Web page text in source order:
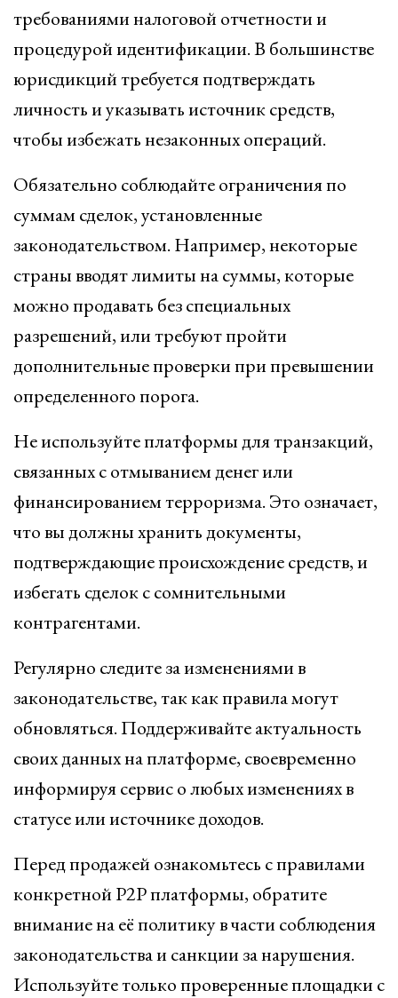
требованиями налоговой отчетности и
процедурой идентификации. В большинстве
юрисдикций требуется подтверждать
личность и указывать источник средств,
чтобы избежать незаконных операций.
Обязательно соблюдайте ограничения по
суммам сделок, установленные
законодательством. Например, некоторые
страны вводят лимиты на суммы, которые
можно продавать без специальных
разрешений, или требуют пройти
дополнительные проверки при превышении
определенного порога.
Не используйте платформы для транзакций,
связанных с отмыванием денег или
финансированием терроризма. Это означает,
что вы должны хранить документы,
подтверждающие происхождение средств, и
избегать сделок с сомнительными
контрагентами.
Регулярно следите за изменениями в
законодательстве, так как правила могут
обновляться. Поддерживайте актуальность
своих данных на платформе, своевременно
информируя сервис о любых изменениях в
статусе или источнике доходов.
Перед продажей ознакомьтесь с правилами
конкретной P2P платформы, обратите
внимание на её политику в части соблюдения
законодательства и санкции за нарушения.
Используйте только проверенные площадки с